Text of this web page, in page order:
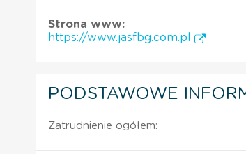
Strona www:
https://www.jasfbg.com.pl
PODSTAWOWE
Zatrudnienie ogółem: